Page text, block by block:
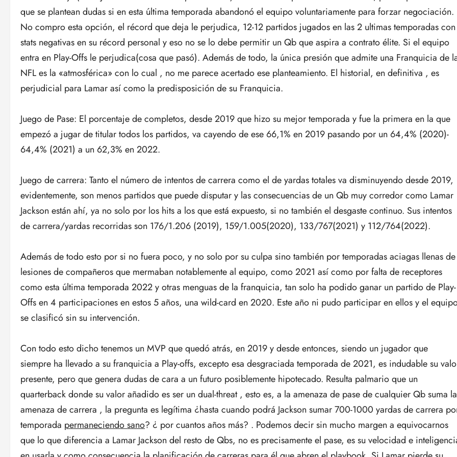
que se plantean dudas si en esta última temporada abandonó el equipo voluntariamente para forzar negociación.
No compro esta opción, el récord que deja le perjudica, 12-12 partidos jugados en las 2 ultimas temporadas con
stats negativas en su récord personal y eso no se lo debe permitir un Qb que aspira a contrato élite. Si el equipo
entra en Play-Offs le perjudica(cosa que pasó). Además de todo, la única presión que admite una Franquicia de
NFL es la «atmosférica» con lo cual , no me parece acertado ese planteamiento. El historial, en definitiva , es
perjudicial para Lamar así como la predisposición de su Franquicia.
Juego de Pase: El porcentaje de completos, desde 2019 que hizo su mejor temporada y fue la primera en la que
empezó a jugar de titular todos los partidos, va cayendo de ese 66,1% en 2019 pasando por un 64,4% (2020)-
64,4% (2021) a un 62,3% en 2022.
Juego de carrera: Tanto el número de intentos de carrera como el de yardas totales va disminuyendo desde 2019,
evidentemente, son menos partidos que puede disputar y las consecuencias de un Qb muy corredor como Lamar
Jackson están ahí, ya no solo por los hits a los que está expuesto, si no también el desgaste continuo. Sus intentos
de carrera/yardas recorridas son 176/1.206 (2019), 159/1.005(2020), 133/767(2021) y 112/764(2022).
Además de todo esto por si no fuera poco, y no solo por su culpa sino también por temporadas aciagas llenas de
lesiones de compañeros que mermaban notablemente al equipo, como 2021 así como por falta de receptores
como esta última temporada 2022 y otras menguas de la franquicia, tan solo ha podido ganar un partido de Play-
Offs en 4 participaciones en estos 5 años, una wild-card en 2020. Este año ni pudo participar en ellos y el
se clasificó sin su intervención.
Con todo esto dicho tenemos un MVP que quedó atrás, en 2019 y desde entonces, siendo un jugador que
siempre ha llevado a su franquicia a Play-offs, excepto esa desgraciada temporada de 2021, es indudable su
presente, pero que genera dudas de cara a un futuro posiblemente hipotecado. Resulta palmario que un
quarterback donde su valor añadido es ser un dual-threat , esto es, a la amenaza de pase de cualquier Qb suma la
amenaza de carrera , la pregunta es legítima ¿hasta cuando podrá Jackson sumar 700-1000 yardas de carrera
temporada permaneciendo sano? ¿ por cuantos años más? . Podemos decir sin mucho margen a equivocarnos
que lo que diferencia a Lamar Jackson del resto de Qbs, no es precisamente el pase, es su velocidad e